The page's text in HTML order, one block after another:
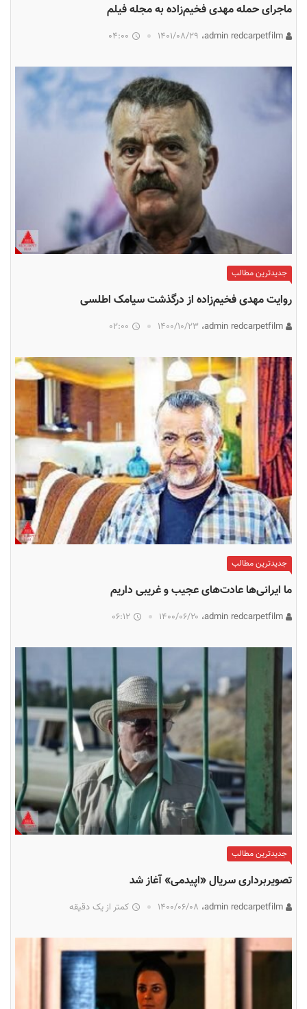
ماجرای حمله مهدی فخیم‌زاده به مجله فیلم
۱۴۰۱/۰۸/۲۹ 04:00
جدیدترین مطالب
روایت مهدی فخیم‌زاده از درگذشت سیامک اطلسی
۱۴۰۰/۱۰/۲۳ 02:00
جدیدترین مطالب
ما ایرانی‌ها عادت‌های عجیب و غریبی داریم
۱۴۰۰/۰۶/۲۰ 06:12
جدیدترین مطالب
تصویربرداری سریال «اپیدمی» آغاز شد
۱۴۰۰/۰۶/۰۸ کمتر از یک دقیقه